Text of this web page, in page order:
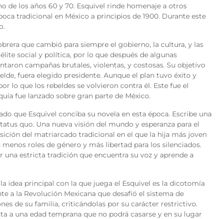
de los años 60 y 70. Esquivel rinde homenaje a otros
tradicional en México a principios de 1900. Durante este
que cambió para siempre el gobierno, la cultura, y las
social y política, por lo que después de algunas
campañas brutales, violentas, y costosas. Su objetivo
fuera elegido presidente. Aunque el plan tuvo éxito y
lo que los rebeldes se volvieron contra él. Este fue el
fue lanzado sobre gran parte de México.
que Esquivel conciba su novela en esta época. Escribe una
quo. Una nueva visión del mundo y esperanza para el
del matriarcado tradicional en el que la hija más joven
roles de género y más libertad para los silenciados.
estricta tradición que encuentra su voz y aprende a
idea principal con la que juega el Esquivel es la dicotomía
a la Revolución Mexicana que desafió el sistema de
de su familia, criticándolas por su carácter restrictivo.
a una edad temprana que no podrá casarse y en su lugar